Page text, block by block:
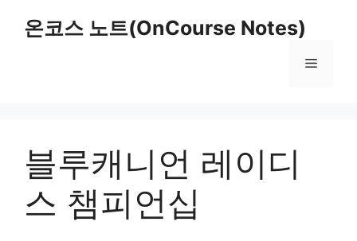
온코스 노트(OnCourse Notes)
Menu
블루캐니언 레이디
스 챔피언십